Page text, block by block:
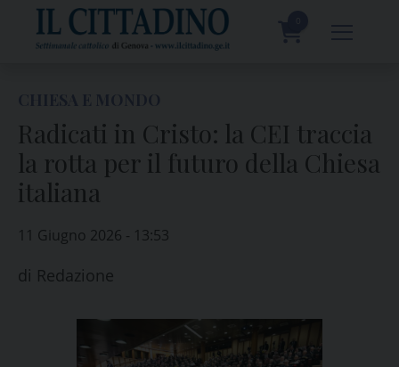
content
Radicati in Cristo: la CEI traccia
la rotta per il futuro della Chiesa
italiana
11 Giugno 2026 - 13:53
di Redazione